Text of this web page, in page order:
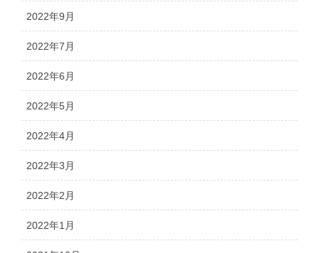
2022年9月
2022年7月
2022年6月
2022年5月
2022年4月
2022年3月
2022年2月
2022年1月